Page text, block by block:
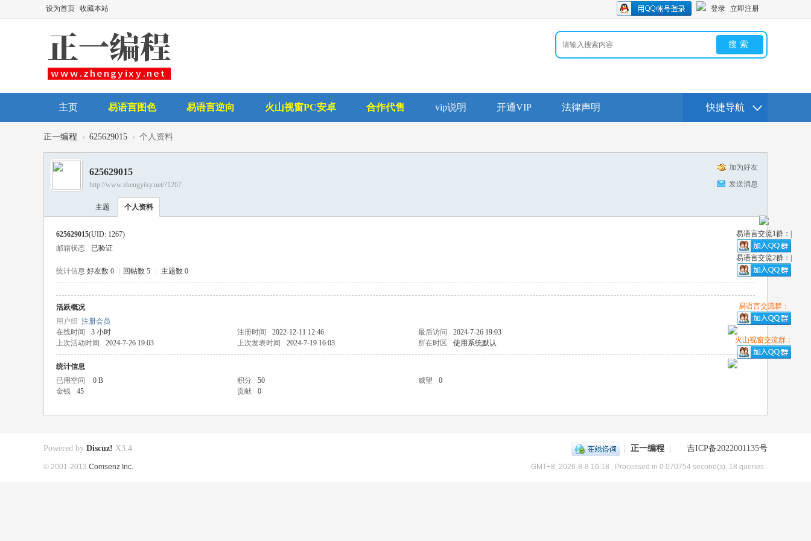
设为首页 收藏本站 登录 立即注册
搜索
主页 易语言图色 易语言逆向 火山视窗PC安卓 合作代售 vip说明 开通VIP 法律声明
后台讲师
快捷导航
正一编程 › 625629015 › 个人资料
加为好友
发送消息
625629015
http://www.zhengyixy.net/?1267
主题 个人资料
625629015(UID: 1267)
邮箱状态
已验证
统计信息 好友数 0 回帖数 5 主题数 0
活跃概况
用户组 注册会员
在线时间
3 小时 注册时间 2022-12-11 12:46 最后访问
2024-7-26 19:03
上次活动时间
2024-7-26 19:03 上次发表时间 2024-7-19 16:03 所在时区 使用系统默认
统计信息
已用空间
0 B 积分 50 威望
0
金钱
45 贡献 0
易语言交流1群：|
易语言交流2群：|
易语言交流群：
火山视窗交流群：
正一编程 吉ICP备2022001135号
GMT+8, 2026-8-8 16:18 , Processed in 0.070754 second(s), 18 queries .
Powered by Discuz! X3.4
© 2001-2013 Comsenz Inc.